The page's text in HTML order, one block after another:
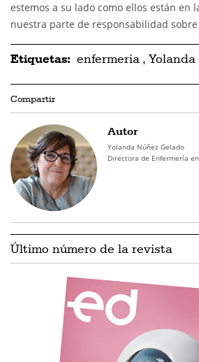
estemos a su lado como ellos están en
nuestra parte de responsabilidad
Etiquetas: enfermeria , Yolanda
Compartir
Autor
Yolanda Núñez Gelado
Directora de Enfermería
Último número de la revista